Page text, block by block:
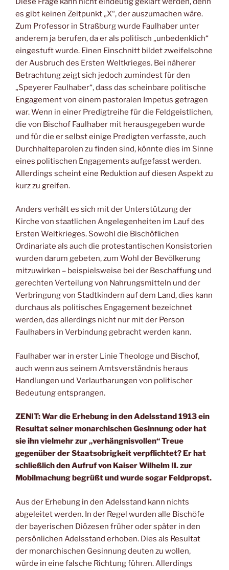
es gibt keinen Zeitpunkt „X“, der auszumachen wäre.
Zum Professor in Straßburg wurde Faulhaber unter
anderem ja berufen, da er als politisch „unbedenklich“
eingestuft wurde. Einen Einschnitt bildet zweifelsohne
der Ausbruch des Ersten Weltkrieges. Bei näherer
Betrachtung zeigt sich jedoch zumindest für den
„Speyerer Faulhaber“, dass das scheinbare politische
Engagement von einem pastoralen Impetus getragen
war. Wenn in einer Predigtreihe für die Feldgeistlichen,
die von Bischof Faulhaber mit herausgegeben wurde
und für die er selbst einige Predigten verfasste, auch
Durchhalteparolen zu finden sind, könnte dies im Sinne
eines politischen Engagements aufgefasst werden.
Allerdings scheint eine Reduktion auf diesen Aspekt zu
kurz zu greifen.
Anders verhält es sich mit der Unterstützung der
Kirche von staatlichen Angelegenheiten im Lauf des
Ersten Weltkrieges. Sowohl die Bischöflichen
Ordinariate als auch die protestantischen Konsistorien
wurden darum gebeten, zum Wohl der Bevölkerung
mitzuwirken – beispielsweise bei der Beschaffung und
gerechten Verteilung von Nahrungsmitteln und der
Verbringung von Stadtkindern auf dem Land, dies kann
durchaus als politisches Engagement bezeichnet
werden, das allerdings nicht nur mit der Person
Faulhabers in Verbindung gebracht werden kann.
Faulhaber war in erster Linie Theologe und Bischof,
auch wenn aus seinem Amtsverständnis heraus
Handlungen und Verlautbarungen von politischer
Bedeutung entsprangen.
ZENIT: War die Erhebung in den Adelsstand 1913 ein
Resultat seiner monarchischen Gesinnung oder hat
sie ihn vielmehr zur „verhängnisvollen“ Treue
gegenüber der Staatsobrigkeit verpflichtet? Er hat
schließlich den Aufruf von Kaiser Wilhelm II. zur
Mobilmachung begrüßt und wurde sogar Feldpropst.
Aus der Erhebung in den Adelsstand kann nichts
abgeleitet werden. In der Regel wurden alle Bischöfe
der bayerischen Diözesen früher oder später in den
persönlichen Adelsstand erhoben. Dies als Resultat
der monarchischen Gesinnung deuten zu wollen,
würde in eine falsche Richtung führen. Allerdings